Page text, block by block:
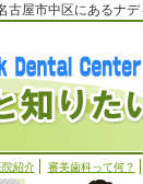
古屋市中区にあるナ
院紹介 審美歯科って何？